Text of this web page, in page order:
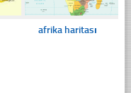
afrika haritası